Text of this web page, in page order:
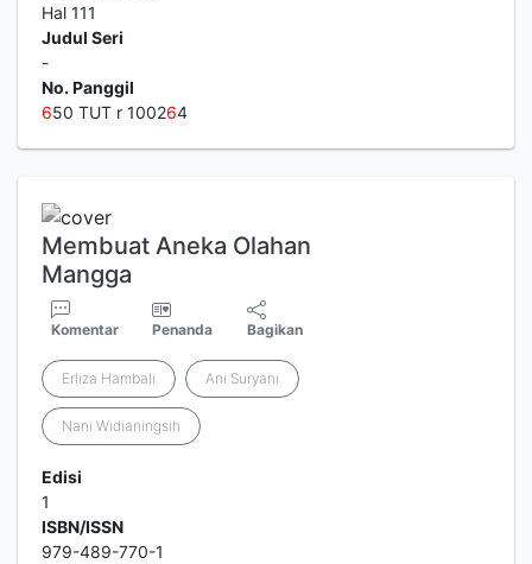
Hal 111
Judul Seri
-
No. Panggil
650 TUT r 100264
Membuat Aneka Olahan
Mangga
Komentar Penanda Bagikan
Erliza Hambali Ani Suryani
Nani Widianingsih
Edisi
1
ISBN/ISSN
979-489-770-1